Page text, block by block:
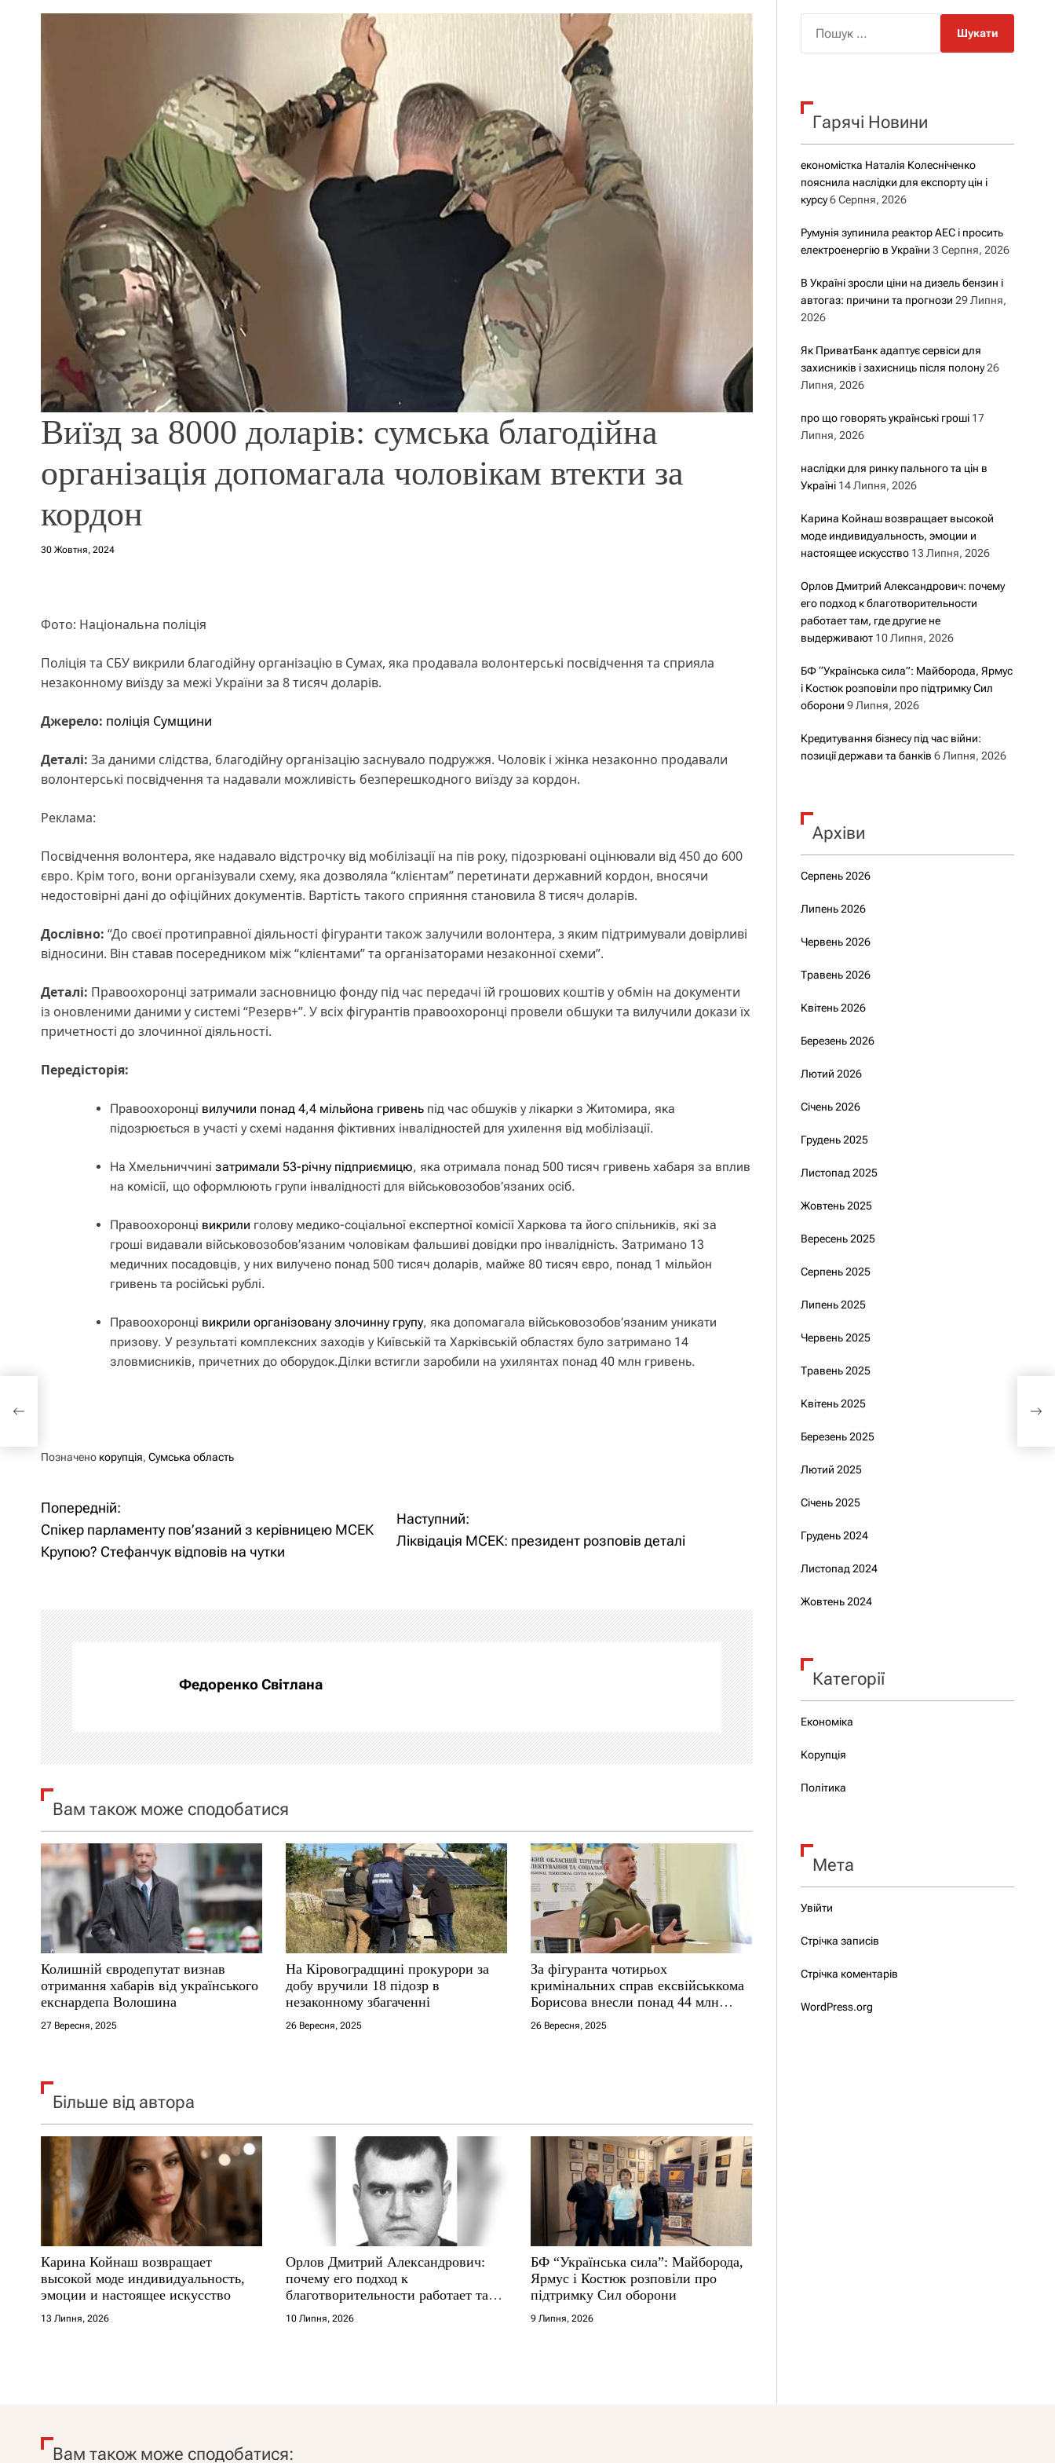
р
о
у
Виїзд за 8000 доларів: сумська благодійна
організація допомагала чоловікам втекти за
кордон
30 Жовтня, 2024
Фото: Національна поліція
Поліція та СБУ викрили благодійну організацію в Сумах, яка продавала волонтерські посвідчення та сприяла
незаконному виїзду за межі України за 8 тисяч доларів.
Джерело: поліція Сумщини
Деталі: За даними слідства, благодійну організацію заснувало подружжя. Чоловік і жінка незаконно продавали
волонтерські посвідчення та надавали можливість безперешкодного виїзду за кордон.
Реклама:
Посвідчення волонтера, яке надавало відстрочку від мобілізації на пів року, підозрювані оцінювали від 450 до 600
євро. Крім того, вони організували схему, яка дозволяла “клієнтам” перетинати державний кордон, вносячи
недостовірні дані до офіційних документів. Вартість такого сприяння становила 8 тисяч доларів.
Дослівно: “До своєї протиправної діяльності фігуранти також залучили волонтера, з яким підтримували довірливі
відносини. Він ставав посередником між “клієнтами” та організаторами незаконної схеми”.
Деталі: Правоохоронці затримали засновницю фонду під час передачі їй грошових коштів у обмін на документи
із оновленими даними у системі “Резерв+”. У всіх фігурантів правоохоронці провели обшуки та вилучили докази їх
причетності до злочинної діяльності.
Передісторія:
Правоохоронці вилучили понад 4,4 мільйона гривень під час обшуків у лікарки з Житомира, яка
підозрюється в участі у схемі надання фіктивних інвалідностей для ухилення від мобілізації.
На Хмельниччині затримали 53-річну підприємицю, яка отримала понад 500 тисяч гривень хабаря за вплив
на комісії, що оформлюють групи інвалідності для військовозобов’язаних осіб.
Правоохоронці викрили голову медико-соціальної експертної комісії Харкова та його спільників, які за
гроші видавали військовозобов’язаним чоловікам фальшиві довідки про інвалідність. Затримано 13
медичних посадовців, у них вилучено понад 500 тисяч доларів, майже 80 тисяч євро, понад 1 мільйон
гривень та російські рублі.
Правоохоронці викрили організовану злочинну групу, яка допомагала військовозобов’язаним уникати
призову. У результаті комплексних заходів у Київській та Харківській областях було затримано 14
зловмисників, причетних до оборудок.Ділки встигли заробили на ухилянтах понад 40 млн гривень.
Позначено корупція, Сумська область
Н
а
і
г
а
ц
і
я
а
и
с
і
в
Попередній:
Спікер парламенту пов’язаний з керівницею МСЕК
Крупою? Стефанчук відповів на чутки
Наступний:
Ліквідація МСЕК: президент розповів деталі
Федоренко Світлана
Вам також може сподобатися
Колишній євродепутат визнав
отримання хабарів від українського
екснардепа Волошина
27 Вересня, 2025
На Кіровоградщині прокурори за
добу вручили 18 підозр в
незаконному збагаченні
26 Вересня, 2025
За фігуранта чотирьох
кримінальних справ ексвійськкома
Борисова внесли понад 44 млн
застави
26 Вересня, 2025
Більше від автора
Карина Койнаш возвращает
высокой моде индивидуальность,
эмоции и настоящее искусство
13 Липня, 2026
Орлов Дмитрий Александрович:
почему его подход к
благотворительности работает там,
где другие не выдерживают
10 Липня, 2026
БФ “Українська сила”: Майборода,
Ярмус і Костюк розповіли про
підтримку Сил оборони
9 Липня, 2026
к
Гарячі Новини
економістка Наталія Колесніченко
пояснила наслідки для експорту цін і
курсу 6 Серпня, 2026
Румунія зупинила реактор АЕС і просить
електроенергію в України 3 Серпня, 2026
В Україні зросли ціни на дизель бензин і
автогаз: причини та прогнози 29 Липня,
2026
Як ПриватБанк адаптує сервіси для
захисників і захисниць після полону 26
Липня, 2026
про що говорять українські гроші 17
Липня, 2026
наслідки для ринку пального та цін в
Україні 14 Липня, 2026
Карина Койнаш возвращает высокой
моде индивидуальность, эмоции и
настоящее искусство 13 Липня, 2026
Орлов Дмитрий Александрович: почему
его подход к благотворительности
работает там, где другие не
выдерживают 10 Липня, 2026
БФ “Українська сила”: Майборода, Ярмус
і Костюк розповіли про підтримку Сил
оборони 9 Липня, 2026
Кредитування бізнесу під час війни:
позиції держави та банків 6 Липня, 2026
Архіви
Серпень 2026
Липень 2026
Червень 2026
Травень 2026
Квітень 2026
Березень 2026
Лютий 2026
Січень 2026
Грудень 2025
Листопад 2025
Жовтень 2025
Вересень 2025
Серпень 2025
Липень 2025
Червень 2025
Травень 2025
Квітень 2025
Березень 2025
Лютий 2025
Січень 2025
Грудень 2024
Листопад 2024
Жовтень 2024
Категорії
Економіка
Корупція
Політика
Мета
Увійти
Стрічка записів
Стрічка коментарів
WordPress.org
Вам також може сподобатися: